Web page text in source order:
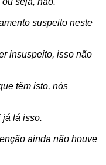
suspeito neste
insuspeito, isso não
têm isto, nós
já lá isso.
ainda não houve